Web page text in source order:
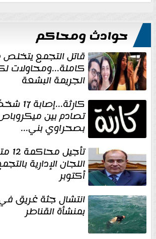
حوادث ومحاكم
قاتل التجمع
الجريمة البشعة
تصادم بين
بصحراوي بني...
أكتوبر
انتشال جثة غريق
بمنشأة القناطر